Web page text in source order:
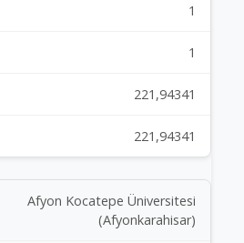
1
1
221,94341
221,94341
Afyon Kocatepe Üniversitesi
(Afyonkarahisar)